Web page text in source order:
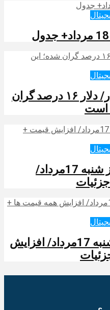
اظهارات همتی درباره دلار/ دلار ۱۶ درصد گران
است
قیمت طلای 18عیار امروز شنبه 17مرداد/
قیمت طلا و سکه امروز شنبه 17مرداد/ افزایش